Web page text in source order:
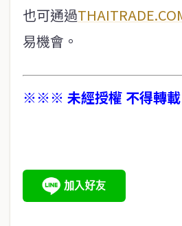
也可通過
易機會。
※※※ 未經授權 不得轉